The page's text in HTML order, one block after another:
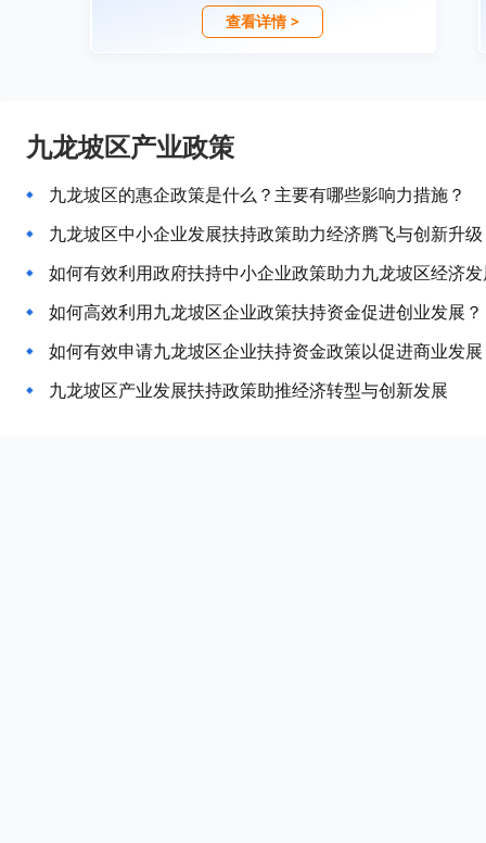
查看详情 >
九龙坡区产业政策
九龙坡区的惠企政策是什么？主要有哪些影响力措施？
九龙坡区中小企业发展扶持政策助力经济腾飞与创新升级
如何有效利用政府扶持中小企业政策助力九龙坡区经济
如何高效利用九龙坡区企业政策扶持资金促进创业发展？
如何有效申请九龙坡区企业扶持资金政策以促进商业发
九龙坡区产业发展扶持政策助推经济转型与创新发展